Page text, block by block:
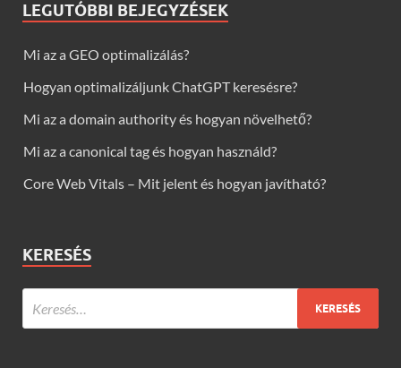
LEGUTÓBBI BEJEGYZÉSEK
Mi az a GEO optimalizálás?
Hogyan optimalizáljunk ChatGPT keresésre?
Mi az a domain authority és hogyan növelhető?
Mi az a canonical tag és hogyan használd?
Core Web Vitals – Mit jelent és hogyan javítható?
KERESÉS